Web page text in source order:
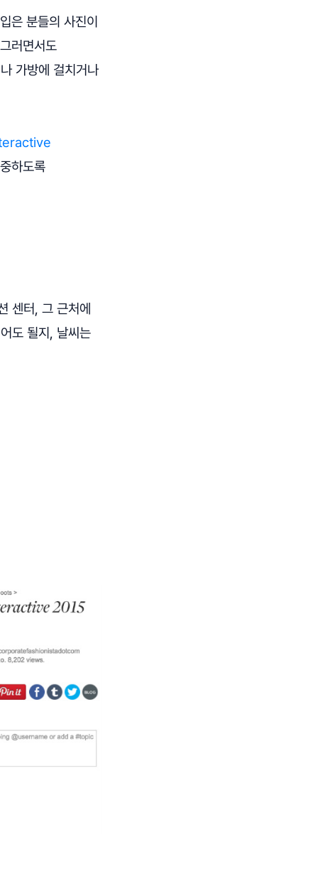
은 분들의 사진이
러면서도
가방에 걸치거나
하도록
센터, 그 근처에
도 될지, 날씨는